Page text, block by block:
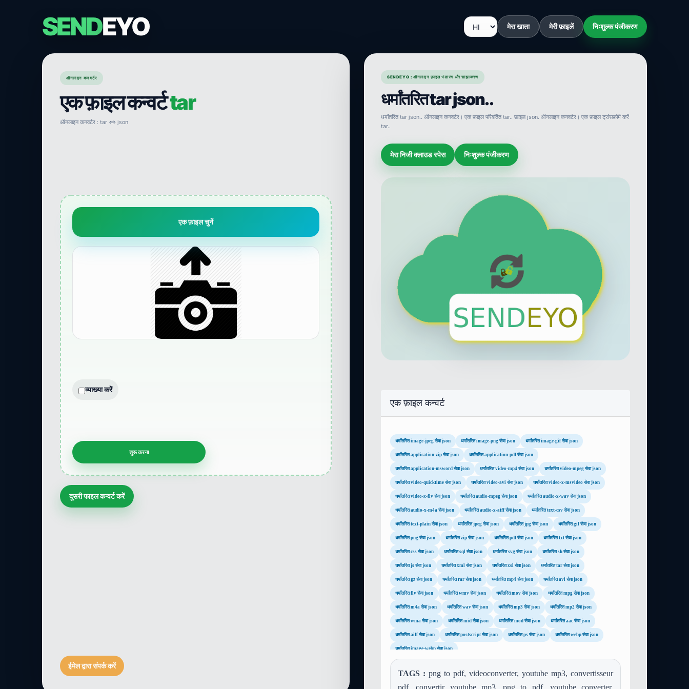
SENDEYO मेरा खाता मेरी फ़ाइलें निःशुल्क पंजीकरण
ऑनलाइन कनवर्टर
एक फ़ाइल कन्वर्टtar
ऑनलाइन कनवर्टर : tar ⇔ json
एक फ़ाइल चुनें
व्याख्या करें
दूसरी फाइल कन्वर्ट करें
ईमेल द्वारा संपर्क करें
SENDEYO : ऑनलाइन फ़ाइल भंडारण और साझाकरण
धर्मांतरित tar json..
धर्मांतरित tar json.. ऑनलाइन कनवर्टर। एक फ़ाइल परिवर्तित tar.. फ़ाइल json. ऑनलाइन कनवर्टर। एक फ़ाइल ट्रांसफ़ॉर्म करें
tar..
मेरा निजी क्लाउड स्पेस निःशुल्क पंजीकरण
एक फ़ाइल कन्वर्ट
धर्मांतरित image-jpeg सेवा json धर्मांतरित image-png सेवा json धर्मांतरित image-gif सेवा json
धर्मांतरित application-zip सेवा json धर्मांतरित application-pdf सेवा json
धर्मांतरित application-msword सेवा json धर्मांतरित video-mp4 सेवा json धर्मांतरित video-mpeg सेवा json
धर्मांतरित video-quicktime सेवा json धर्मांतरित video-avi सेवा json धर्मांतरित video-x-msvideo सेवा json
धर्मांतरित video-x-flv सेवा json धर्मांतरित audio-mpeg सेवा json धर्मांतरित audio-x-wav सेवा json
धर्मांतरित audio-x-m4a सेवा json धर्मांतरित audio-x-aiff सेवा json धर्मांतरित text-csv सेवा json
धर्मांतरित text-plain सेवा json धर्मांतरित jpeg सेवा json धर्मांतरित jpg सेवा json धर्मांतरित gif सेवा json
धर्मांतरित png सेवा json धर्मांतरित zip सेवा json धर्मांतरित pdf सेवा json धर्मांतरित txt सेवा json
धर्मांतरित css सेवा json धर्मांतरित sql सेवा json धर्मांतरित svg सेवा json धर्मांतरित sh सेवा json
धर्मांतरित js सेवा json धर्मांतरित xml सेवा json धर्मांतरित xsl सेवा json धर्मांतरित tar सेवा json
धर्मांतरित gz सेवा json धर्मांतरित rar सेवा json धर्मांतरित mp4 सेवा json धर्मांतरित avi सेवा json
धर्मांतरित flv सेवा json धर्मांतरित wmv सेवा json धर्मांतरित mov सेवा json धर्मांतरित mpg सेवा json
धर्मांतरित m4a सेवा json धर्मांतरित wav सेवा json धर्मांतरित mp3 सेवा json धर्मांतरित mp2 सेवा json
धर्मांतरित wma सेवा json धर्मांतरित mid सेवा json धर्मांतरित mod सेवा json धर्मांतरित aac सेवा json
धर्मांतरित aiff सेवा json धर्मांतरित postscript सेवा json धर्मांतरित ps सेवा json धर्मांतरित webp सेवा json
धर्मांतरित image-webp सेवा json
TAGS : png to pdf, videoconverter, youtube mp3, convertisseur